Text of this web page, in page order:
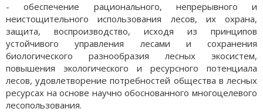
- обеспечение рационального, непрерывного и
неистощительного использования лесов, их охрана,
защита, воспроизводство, исходя из принципов
устойчивого управления лесами и сохранения
биологического разнообразия лесных экосистем,
повышения экологического и ресурсного потенциала
лесов, удовлетворение потребностей общества в лесных
ресурсах на основе научно обоснованного многоцелевого
лесопользования.